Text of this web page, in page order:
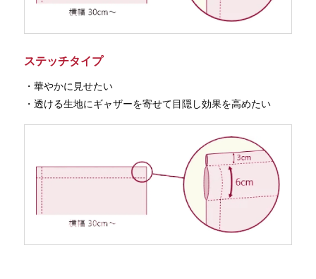
ステッチタイプ
・華やかに見せたい
・透ける生地にギャザーを寄せて目隠し効果を高めたい